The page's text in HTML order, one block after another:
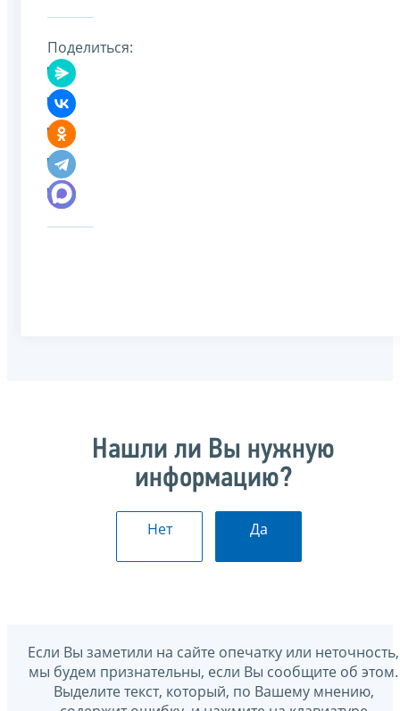
Поделиться:
Нашли ли Вы нужную
информацию?
Нет Да
Если Вы заметили на сайте опечатку или неточность,
мы будем признательны, если Вы сообщите об этом.
Выделите текст, который, по Вашему мнению,